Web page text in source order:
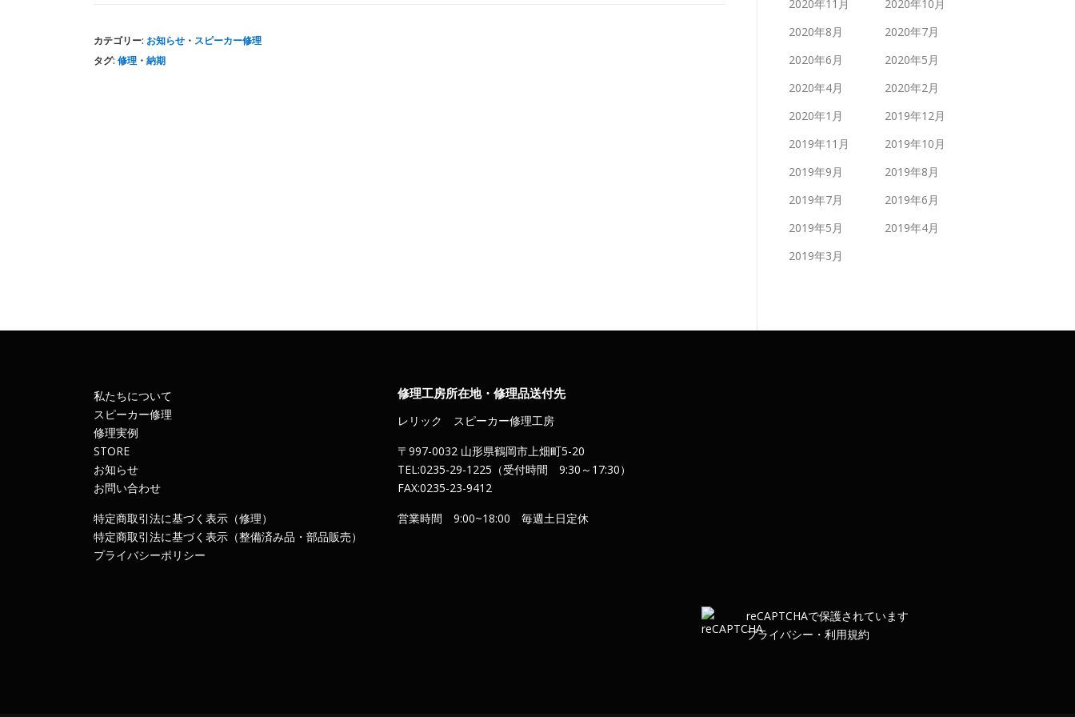
カテゴリー: お知らせ ・ スピーカー修理
タグ: 修理 ・ 納期
2020年11月
2020年10月
2020年8月
2020年7月
2020年6月
2020年5月
2020年4月
2020年2月
2020年1月
2019年12月
2019年11月
2019年10月
2019年9月
2019年8月
2019年7月
2019年6月
2019年5月
2019年4月
2019年3月
私たちについて
スピーカー修理
修理実例
STORE
お知らせ
お問い合わせ
特定商取引法に基づく表示（修理）
特定商取引法に基づく表示（整備済み品・部品販売）
プライバシーポリシー
修理工房所在地・修理品送付先
レリック スピーカー修理工房
〒997-0032 山形県鶴岡市上畑町5-20
TEL:0235-29-1225（受付時間 9:30～17:30）
FAX:0235-23-9412
営業時間 9:00~18:00 毎週土日定休
reCAPTCHAで保護されています
プライバシー ・ 利用規約